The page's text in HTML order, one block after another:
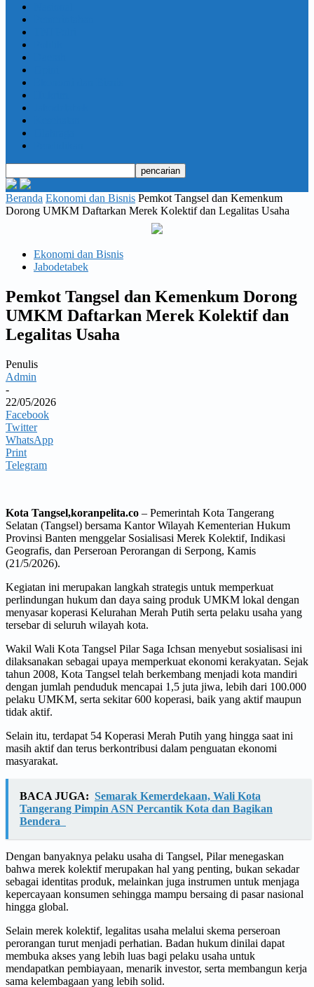
Beranda Ekonomi dan Bisnis Pemkot Tangsel dan Kemenkum
Dorong UMKM Daftarkan Merek Kolektif dan Legalitas Usaha
Ekonomi dan Bisnis
Jabodetabek
Pemkot Tangsel dan Kemenkum Dorong
UMKM Daftarkan Merek Kolektif dan
Legalitas Usaha
Penulis
Admin
-
22/05/2026
Facebook
Twitter
WhatsApp
Print
Telegram
Kota Tangsel,koranpelita.co – Pemerintah Kota Tangerang
Selatan (Tangsel) bersama Kantor Wilayah Kementerian Hukum
Provinsi Banten menggelar Sosialisasi Merek Kolektif, Indikasi
Geografis, dan Perseroan Perorangan di Serpong, Kamis
(21/5/2026).
Kegiatan ini merupakan langkah strategis untuk memperkuat
perlindungan hukum dan daya saing produk UMKM lokal dengan
menyasar koperasi Kelurahan Merah Putih serta pelaku usaha yang
tersebar di seluruh wilayah kota.
Wakil Wali Kota Tangsel Pilar Saga Ichsan menyebut sosialisasi ini
dilaksanakan sebagai upaya memperkuat ekonomi kerakyatan. Sejak
tahun 2008, Kota Tangsel telah berkembang menjadi kota mandiri
dengan jumlah penduduk mencapai 1,5 juta jiwa, lebih dari 100.000
pelaku UMKM, serta sekitar 600 koperasi, baik yang aktif maupun
tidak aktif.
Selain itu, terdapat 54 Koperasi Merah Putih yang hingga saat ini
masih aktif dan terus berkontribusi dalam penguatan ekonomi
masyarakat.
BACA JUGA: Semarak Kemerdekaan, Wali Kota
Tangerang Pimpin ASN Percantik Kota dan Bagikan
Bendera
Dengan banyaknya pelaku usaha di Tangsel, Pilar menegaskan
bahwa merek kolektif merupakan hal yang penting, bukan sekadar
sebagai identitas produk, melainkan juga instrumen untuk menjaga
kepercayaan konsumen sehingga mampu bersaing di pasar nasional
hingga global.
Selain merek kolektif, legalitas usaha melalui skema perseroan
perorangan turut menjadi perhatian. Badan hukum dinilai dapat
membuka akses yang lebih luas bagi pelaku usaha untuk
mendapatkan pembiayaan, menarik investor, serta membangun kerja
sama kelembagaan yang lebih solid.